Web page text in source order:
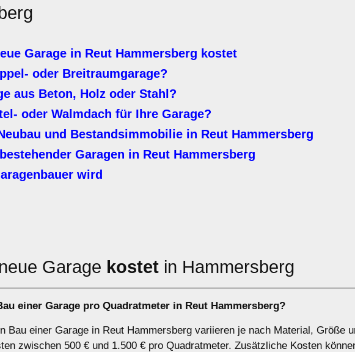
Garage in Reut Hammersberg kostet
oder Breitraumgarage?
aus Beton, Holz oder Stahl?
oder Walmdach für Ihre Garage?
und Bestandsimmobilie in Reut Hammersberg
Garagen in Reut Hammersberg
wird
Garage kostet in Hammersberg
einer Garage pro Quadratmeter in Reut Hammersberg?
Bau einer Garage in Reut Hammersberg variieren je nach Material, Größe
zwischen 500 € und 1.500 € pro Quadratmeter. Zusätzliche Kosten